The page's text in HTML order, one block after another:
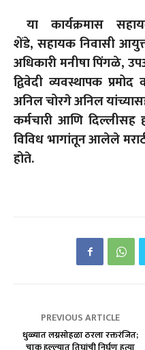
या कार्यक्रमास
शेंडे, सहायक निवासी
अधिकारी मनीषा पिंगळे,
द्विवेदी व्यवस्थापक
अनिल चोरगे अनिल
कर्मचारी आणि दिल्लीसह
विविध भागांतून आलेले
होते.
PREVIOUS ARTICLE
धुळ्यात लग्नसोहळा ठरला रक्तरंजित;